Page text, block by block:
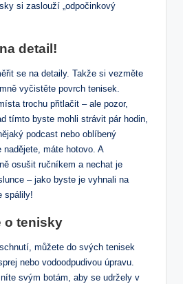
si zaslouží „odpočinkový
detail!
se na detaily. Takže si vezměte
vyčistěte povrch tenisek.
trochu přitlačit – ale pozor,
tímto byste mohli strávit pár hodin,
podcast nebo oblíbený
máte hotovo. A
osušit ručníkem a nechat je
– jako byste je vyhnali na
spálily!
o tenisky
můžete do svých tenisek
nebo vodoodpudivou úpravu.
svým botám, aby se udržely v